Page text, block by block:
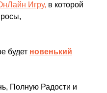
Игру, в которой
будет новенький
Полную Радости и